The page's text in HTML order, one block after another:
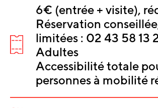
SUR
Tarifs
6€ (entrée + visite),
Réservation
limitées : 02 43 58 13
Adultes
Accessibilité totale
personnes à mobilité